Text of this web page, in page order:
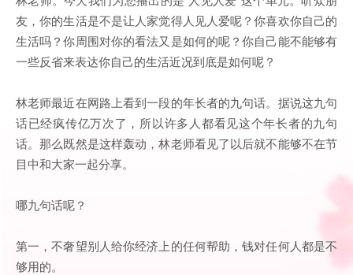
友，你的生活是不是让人家觉得人见人爱呢？你喜欢你自己的
生活吗？你周围对你的看法又是如何的呢？你自己能不能够有
一些反省来表达你自己的生活近况到底是如何呢？
林老师最近在网路上看到一段的年长者的九句话。据说这九句
话已经疯传亿万次了，所以许多人都看见这个年长者的九句
话。那么既然是这样轰动，林老师看见了以后就不能够不在节
目中和大家一起分享。
哪九句话呢？
第一，不奢望别人给你经济上的任何帮助，钱对任何人都是不
够用的。